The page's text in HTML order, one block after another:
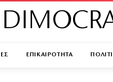
ΕΠΙΚΑΙΡΟΤΗΤΑ